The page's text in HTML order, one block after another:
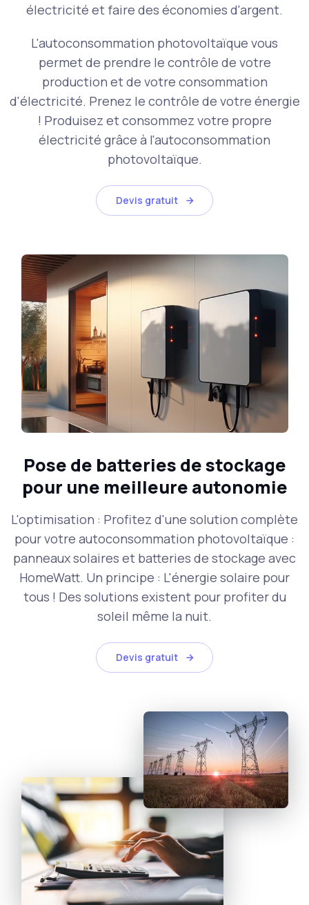
électricité et faire des économies d'argent.
L'autoconsommation photovoltaïque vous
permet de prendre le contrôle de votre
production et de votre consommation
d'électricité. Prenez le contrôle de votre énergie
! Produisez et consommez votre propre
électricité grâce à l'autoconsommation
photovoltaïque.
Devis gratuit
Pose de batteries de stockage
pour une meilleure autonomie
L'optimisation : Profitez d'une solution complète
pour votre autoconsommation photovoltaïque :
panneaux solaires et batteries de stockage avec
HomeWatt. Un principe : L'énergie solaire pour
tous ! Des solutions existent pour profiter du
soleil même la nuit.
Devis gratuit